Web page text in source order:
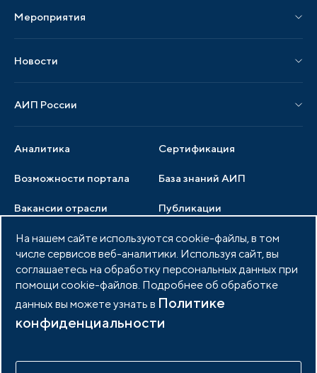
Аналитика Сертификация
Возможности портала
Публикации СМИ и статьи
Образцы документов
База знаний АИП
Вакансии отрасли
Мероприятия
Мероприятия отрасли
Новости
Новости отрасли
Публикации
Медиатека Тендеры
АИП России
Члены ассоциации
Услуги ассоциации
Документы АИП
Партнеры ассоциации
Фото и видео
Членство в АИП Войти в личный кабинет
На нашем сайте используются cookie-файлы, в том
числе сервисов веб-аналитики. Используя сайт, вы
соглашаетесь на обработку персональных данных при
помощи cookie-файлов. Подробнее об обработке
данных вы можете узнать в Политике
конфиденциальности